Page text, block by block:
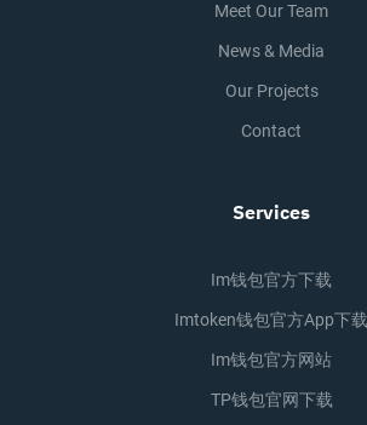
Meet Our Team
News & Media
Our Projects
Contact
Services
Im钱包官方下载
Imtoken钱包官方app下载
Im钱包官方网站
TP钱包官网下载